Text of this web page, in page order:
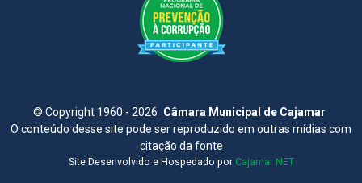
© Copyright 1960 - 2026 Câmara Municipal de Cajamar
O conteúdo desse site pode ser reproduzido em outras mídias com
citação da fonte
Site Desenvolvido e Hospedado por Cajamar NET